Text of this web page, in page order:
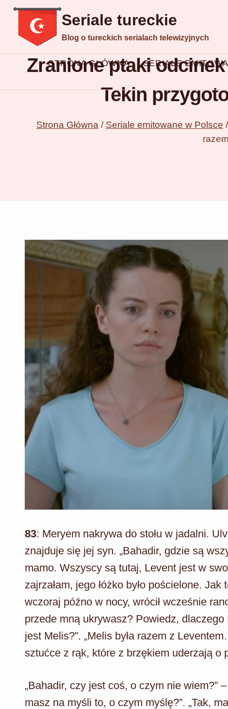
Przejdź
treści
Seriale tureckie
Blog o tureckich serialach telewizyjnych
STRONA GŁÓWNA SERIALE
Zranione ptaki
Tekin
Strona Główna / Seriale emitowane w Polsce /
83: Meryem nakrywa do stołu w jadalni.
znajduje się jej syn. „Bahadir, gdzie są
mamo. Wszyscy są tutaj, Levent jest w
zajrzałam, jego łóżko było pościelone.
wczoraj późno w nocy, wrócił wcześnie
przede mną ukrywasz? Powiedz,
jest Melis?”. „Melis była razem z
sztućce z rąk, które z brzękiem uderzają o
„Bahadir, czy jest coś, o czym nie wiem?”
masz na myśli to, o czym myślę?”. „Tak,